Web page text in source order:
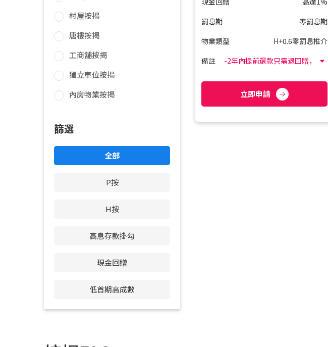
村屋按揭
唐樓按揭
工商舖按揭
獨立車位按揭
內房物業按揭
篩選
全部
P按
H按
高息存款掛勾
現金回贈
低首期高成數
罰息期
零罰息期
物業類型
H+0.6零罰息推介
備註
-2年內提前還款只需退回贈，
立即申請